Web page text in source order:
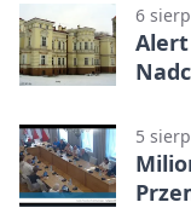
6
Alert
5